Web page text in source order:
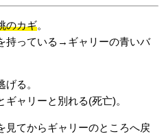
のカギ。
持っている→ギャリーの青いバ
る。
ャリーと別れる(死亡)。
見てからギャリーのところへ戻